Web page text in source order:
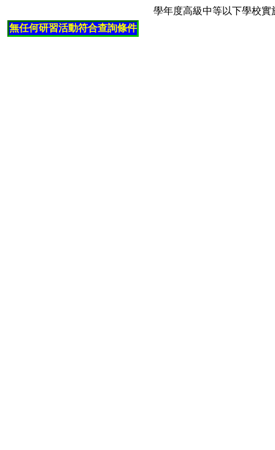
學年度高級中等以下學校
無任何研習活動符合查詢條件